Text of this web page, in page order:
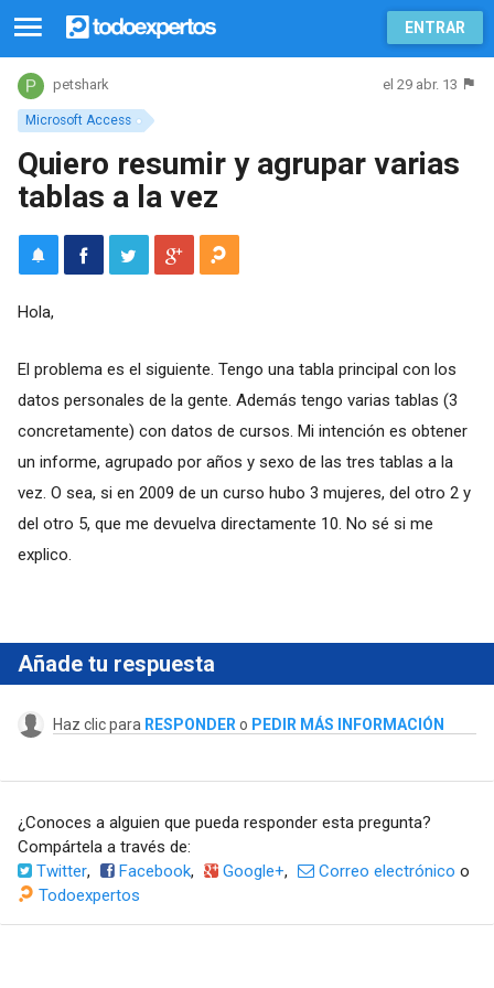
ENTRAR
Microsoft Access
petshark el 29 abr. 13
Quiero resumir y agrupar varias
tablas a la vez
Hola,
El problema es el siguiente. Tengo una tabla principal con los
datos personales de la gente. Además tengo varias tablas (3
concretamente) con datos de cursos. Mi intención es obtener
un informe, agrupado por años y sexo de las tres tablas a la
vez. O sea, si en 2009 de un curso hubo 3 mujeres, del otro 2 y
del otro 5, que me devuelva directamente 10. No sé si me
explico.
Añade tu respuesta
Haz clic para RESPONDER o PEDIR MÁS INFORMACIÓN
¿Conoces a alguien que pueda responder esta pregunta?
Compártela a través de:
Twitter, Facebook, Google+, Correo electrónico o
Todoexpertos